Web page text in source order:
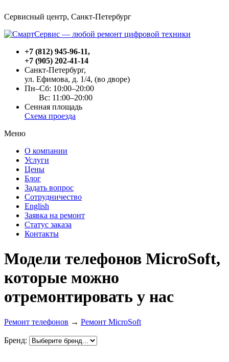
Сервисный центр, Cанкт-Петербург
+7 (812) 945-96-11,
+7 (905) 202-41-14
Санкт-Петербург,
ул. Ефимова, д. 1/4, (во дворе)
Пн–Сб: 10:00–20:00
Вс: 11:00–20:00
Сенная площадь
Схема проезда
Меню
О компании
Услуги
Цены
Блог
Задать вопрос
Сотрудничество
English
Заявка на ремонт
Статус заказа
Контакты
Модели телефонов MicroSoft,
которые можно
отремонтировать у нас
Ремонт телефонов → Ремонт MicroSoft
Бренд: